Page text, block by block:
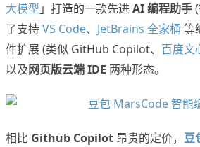
大模型 」打造的一款先进 AI 编程助手
了支持VS Code、 JetBrains 全家桶 等
件扩展 (类似 GitHub Copilot、 百度文
以及网页版云端 IDE 两种形态。
相比 Github Copilot 昂贵的定价， 豆